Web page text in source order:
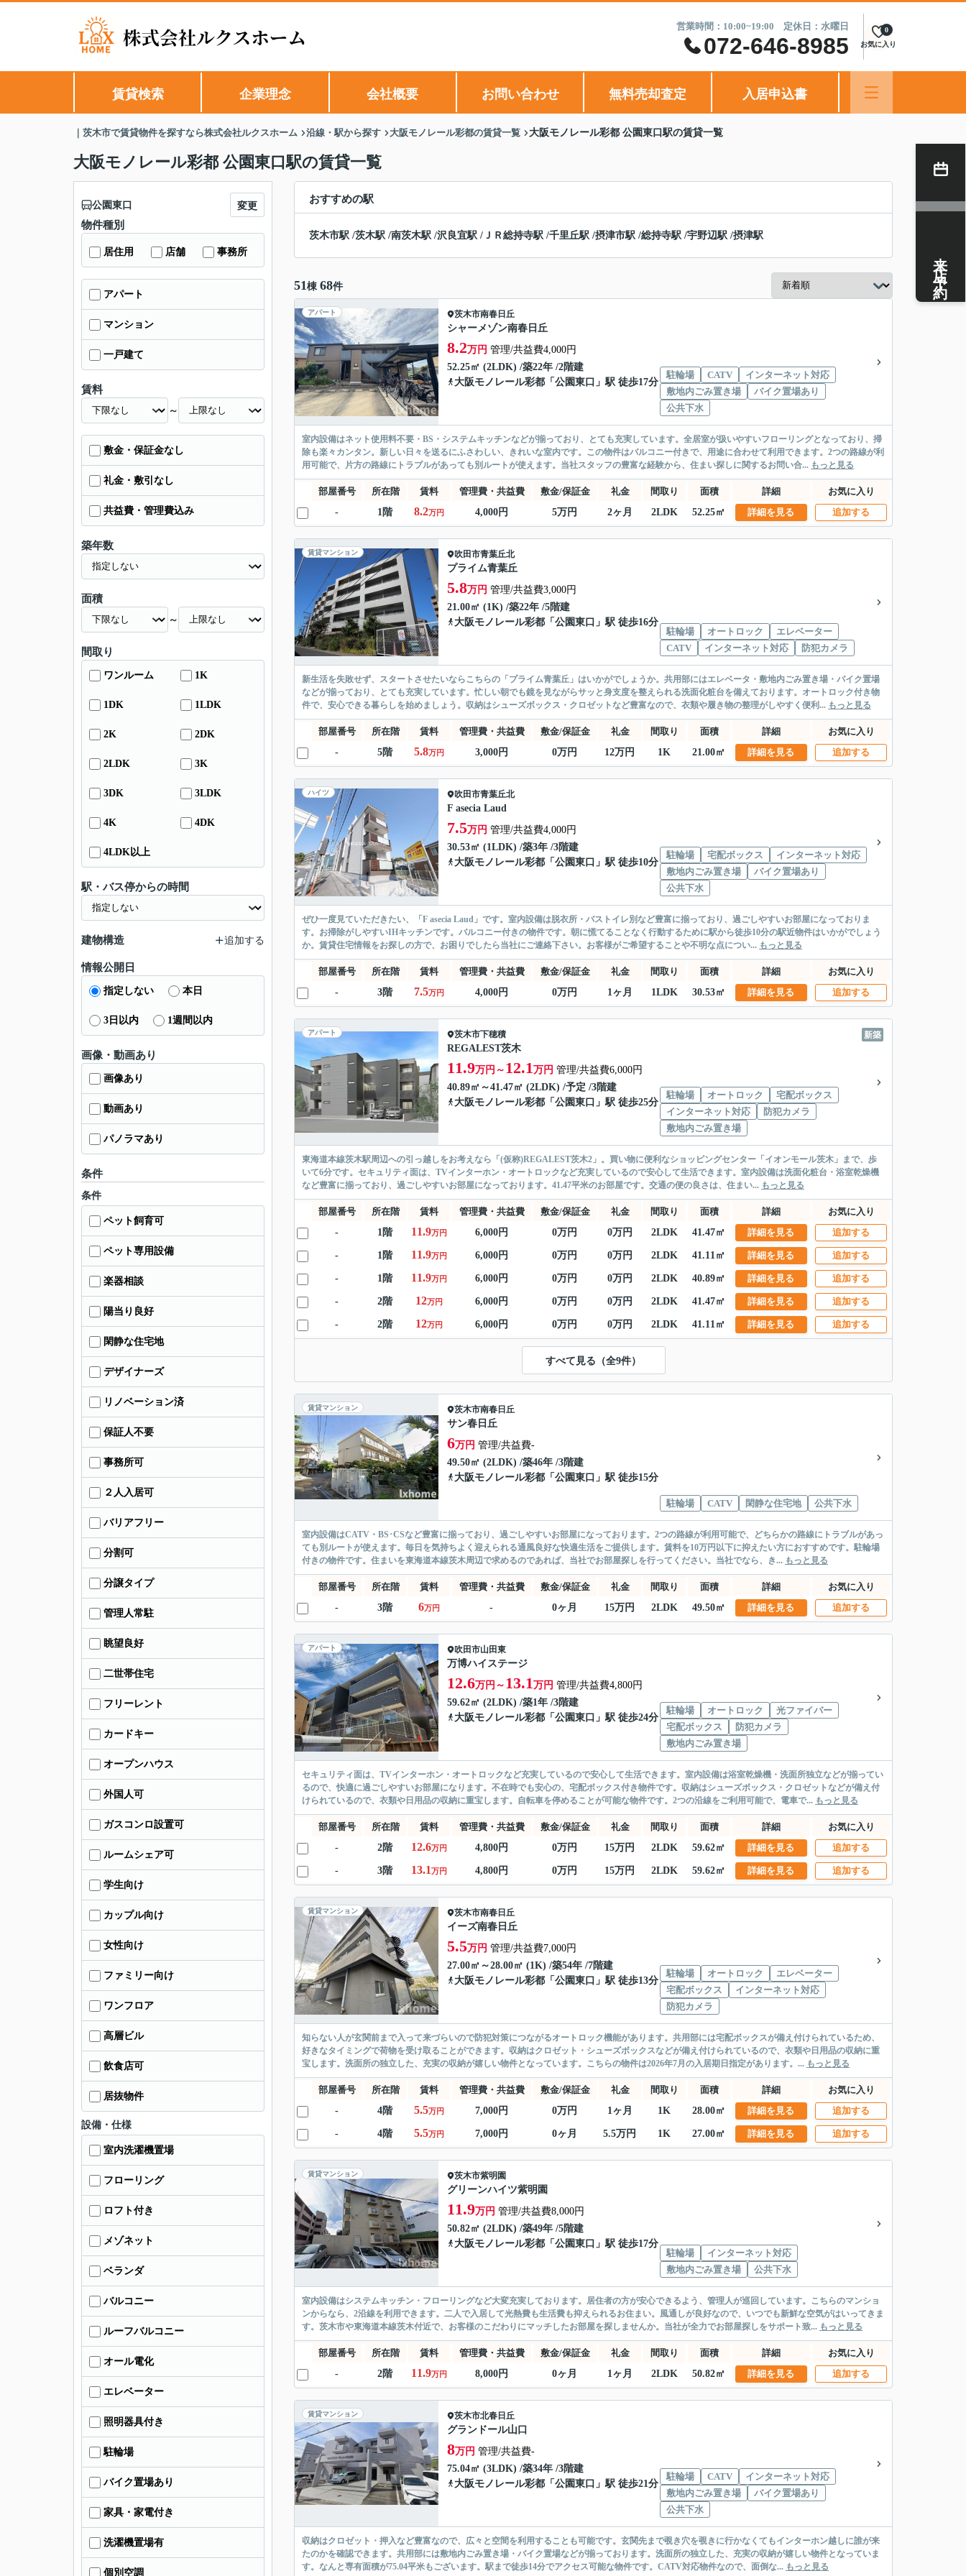
営業時間：10:00~19:00 定休日：水曜日
072-646-8985 お気に入り
0
賃貸検索 企業理念 会社概要 お問い合わせ 無料売却査定 入居申込書
｜茨木市で賃貸物件を探すなら株式会社ルクスホーム 沿線・駅から探す 大阪モノレール彩都の賃貸一覧 大阪モノレール彩都 公園東口駅の賃貸一覧
大阪モノレール彩都 公園東口駅の賃貸一覧
おすすめの駅
茨木市駅 /茨木駅 /南茨木駅 /沢良宜駅 / ＪＲ総持寺駅 /千里丘駅 /摂津市駅 /総持寺駅 /宇野辺駅 /摂津駅
51 棟 68件
アパート 茨木市南春日丘
シャーメゾン南春日丘
8.2万円 管理/共益費4,000円
52.25㎡ (2LDK) /築22年 /2階建
大阪モノレール彩都 「 公園東口 」駅 徒歩17分
駐輪場 CATV
インターネット対応
敷地内ごみ置き場
バイク置場あり
公共下水
室内設備はネット使用料不要・BS・システムキッチンなどが揃っており、とても充実しています。全居室が扱いやすいフローリングとなっており、掃
除も楽々カンタン。新しい日々を送るにふさわしい、きれいな室内です。この物件はバルコニー付きで、用途に合わせて利用できます。2つの路線が利
用可能で、片方の路線にトラブルがあっても別ルートが使えます。当社スタッフの豊富な経験から、住まい探しに関するお問い合... もっと見る
部屋番号 所在階 賃料 管理費・共益費 敷金/保証金 礼金 間取り 面積 詳細
お気に入り
-
1階 8.2万円 4,000円 5万円 2ヶ月 2LDK 52.25㎡ 詳細を見る 追加する
賃貸マンション 吹田市青葉丘北
プライム青葉丘
5.8万円 管理/共益費3,000円
21.00㎡ (1K) /築22年 /5階建
大阪モノレール彩都 「 公園東口 」駅 徒歩16分
駐輪場
オートロック
エレベーター
CATV
インターネット対応 防犯カメラ
新生活を失敗せず、スタートさせたいならこちらの「プライム青葉丘」はいかがでしょうか。共用部にはエレベータ・敷地内ごみ置き場・バイク置場
などが揃っており、とても充実しています。忙しい朝でも鏡を見ながらサッと身支度を整えられる洗面化粧台を備えております。オートロック付き物
件で、安心できる暮らしを始めましょう。収納はシューズボックス・クロゼットなど豊富なので、衣類や履き物の整理がしやすく便利... もっと見る
部屋番号 所在階 賃料 管理費・共益費 敷金/保証金 礼金 間取り 面積 詳細
お気に入り
-
5階 5.8万円 3,000円 0万円 12万円 1K 21.00㎡ 詳細を見る 追加する
ハイツ 吹田市青葉丘北
F asecia Laud
7.5万円 管理/共益費4,000円
30.53㎡ (1LDK) /築3年 /3階建
大阪モノレール彩都 「 公園東口 」駅 徒歩10分
駐輪場 宅配ボックス
インターネット対応
敷地内ごみ置き場
バイク置場あり
公共下水
ぜひ一度見ていただきたい、「F asecia Laud」です。室内設備は脱衣所・バストイレ別など豊富に揃っており、過ごしやすいお部屋になっておりま
す。お掃除がしやすいIHキッチンです。バルコニー付きの物件です。朝に慌てることなく行動するために駅から徒歩10分の駅近物件はいかがでしょう
か。賃貸住宅情報をお探しの方で、お困りでしたら当社にご連絡下さい。お客様がご希望することや不明な点につい... もっと見る
部屋番号 所在階 賃料 管理費・共益費 敷金/保証金 礼金 間取り 面積 詳細
お気に入り
-
3階 7.5万円 4,000円 0万円 1ヶ月 1LDK 30.53㎡ 詳細を見る 追加する
アパート 新築
茨木市下穂積
REGALEST茨木
11.9万円～ 12.1万円 管理/共益費6,000円
40.89㎡～41.47㎡ (2LDK) /予定 /3階建
大阪モノレール彩都 「 公園東口 」駅 徒歩25分
駐輪場 オートロック
宅配ボックス
インターネット対応
防犯カメラ
敷地内ごみ置き場
東海道本線茨木駅周辺への引っ越しをお考えなら「(仮称)REGALEST茨木2」。買い物に便利なショッピングセンター「イオンモール茨木」まで、歩
いて6分です。セキュリティ面は、TVインターホン・オートロックなど充実しているので安心して生活できます。室内設備は洗面化粧台・浴室乾燥機
など豊富に揃っており、過ごしやすいお部屋になっております。41.47平米のお部屋です。交通の便の良さは、住まい... もっと見る
部屋番号 所在階 賃料 管理費・共益費 敷金/保証金 礼金 間取り 面積 詳細
お気に入り
-
1階 11.9万円 6,000円 0万円 0万円 2LDK 41.47㎡ 詳細を見る 追加する
- 1階 11.9万円 6,000円 0万円 0万円 2LDK 41.11㎡ 詳細を見る 追加する
- 1階 11.9万円 6,000円 0万円 0万円 2LDK 40.89㎡ 詳細を見る 追加する
- 2階 12万円 6,000円 0万円 0万円 2LDK 41.47㎡ 詳細を見る 追加する
- 2階 12万円 6,000円 0万円 0万円 2LDK 41.11㎡ 詳細を見る 追加する
すべて見る（全9件）
賃貸マンション 茨木市南春日丘
サン春日丘
6万円 管理/共益費-
49.50㎡ (2LDK) /築46年 /3階建
大阪モノレール彩都 「 公園東口 」駅 徒歩15分
駐輪場 CATV 閑静な住宅地 公共下水
室内設備はCATV・BS･CSなど豊富に揃っており、過ごしやすいお部屋になっております。2つの路線が利用可能で、どちらかの路線にトラブルがあっ
ても別ルートが使えます。毎日を気持ちよく迎えられる通風良好な快適生活をご提供します。賃料を10万円以下に抑えたい方におすすめです。駐輪場
付きの物件です。住まいを東海道本線茨木周辺で求めるのであれば、当社でお部屋探しを行ってください。当社でなら、き... もっと見る
部屋番号 所在階 賃料 管理費・共益費 敷金/保証金 礼金 間取り 面積 詳細
お気に入り
-
3階 6万円 - 0ヶ月 15万円 2LDK 49.50㎡ 詳細を見る 追加する
アパート 吹田市山田東
万博ハイステージ
12.6万円～ 13.1万円 管理/共益費4,800円
59.62㎡ (2LDK) /築1年 /3階建
大阪モノレール彩都 「 公園東口 」駅 徒歩24分
駐輪場 オートロック
光ファイバー
宅配ボックス
防犯カメラ
敷地内ごみ置き場
セキュリティ面は、TVインターホン・オートロックなど充実しているので安心して生活できます。室内設備は浴室乾燥機・洗面所独立などが揃ってい
るので、快適に過ごしやすいお部屋になります。不在時でも安心の、宅配ボックス付き物件です。収納はシューズボックス・クロゼットなどが備え付
けられているので、衣類や日用品の収納に重宝します。自転車を停めることが可能な物件です。2つの沿線をご利用可能で、電車で... もっと見る
部屋番号 所在階 賃料 管理費・共益費 敷金/保証金 礼金 間取り 面積 詳細
お気に入り
-
2階 12.6万円 4,800円 0万円 15万円 2LDK 59.62㎡ 詳細を見る 追加する
- 3階 13.1万円 4,800円 0万円 15万円 2LDK 59.62㎡ 詳細を見る 追加する
賃貸マンション 茨木市南春日丘
イーズ南春日丘
5.5万円 管理/共益費7,000円
27.00㎡～28.00㎡ (1K) /築54年 /7階建
大阪モノレール彩都 「 公園東口 」駅 徒歩13分
駐輪場 オートロック
エレベーター
宅配ボックス
インターネット対応
防犯カメラ
知らない人が玄関前まで入って来づらいので防犯対策につながるオートロック機能があります。共用部には宅配ボックスが備え付けられているため、
好きなタイミングで荷物を受け取ることができます。収納はクロゼット・シューズボックスなどが備え付けられているので、衣類や日用品の収納に重
宝します。洗面所の独立した、充実の収納が嬉しい物件となっています。こちらの物件は2026年7月の入居期日指定があります。... もっと見る
部屋番号 所在階 賃料 管理費・共益費 敷金/保証金 礼金 間取り 面積 詳細
お気に入り
-
4階 5.5万円 7,000円 0万円 1ヶ月 1K 28.00㎡ 詳細を見る 追加する
- 4階 5.5万円 7,000円 0ヶ月 5.5万円 1K 27.00㎡ 詳細を見る 追加する
賃貸マンション 茨木市紫明園
グリーンハイツ紫明園
11.9万円 管理/共益費8,000円
50.82㎡ (2LDK) /築49年 /5階建
大阪モノレール彩都 「 公園東口 」駅 徒歩17分
駐輪場
インターネット対応
敷地内ごみ置き場
公共下水
室内設備はシステムキッチン・フローリングなど大変充実しております。居住者の方が安心できるよう、管理人が巡回しています。こちらのマンショ
ンからなら、2沿線を利用できます。二人で入居して光熱費も生活費も抑えられるお住まい。風通しが良好なので、いつでも新鮮な空気がはいってきま
す。茨木市や東海道本線茨木付近で、お客様のこだわりにマッチしたお部屋を探しませんか。当社が全力でお部屋探しをサポート致... もっと見る
部屋番号 所在階 賃料 管理費・共益費 敷金/保証金 礼金 間取り 面積 詳細
お気に入り
-
2階 11.9万円 8,000円 0ヶ月 1ヶ月 2LDK 50.82㎡ 詳細を見る 追加する
賃貸マンション 茨木市北春日丘
グランドール山口
8万円 管理/共益費-
75.04㎡ (3LDK) /築34年 /3階建
大阪モノレール彩都 「 公園東口 」駅 徒歩21分
駐輪場 CATV
インターネット対応
敷地内ごみ置き場
バイク置場あり
公共下水
収納はクロゼット・押入など豊富なので、広々と空間を利用することも可能です。玄関先まで覗き穴を覗きに行かなくてもインターホン越しに誰が来
たのかを確認できます。共用部には敷地内ごみ置き場・バイク置場などが揃っております。洗面所の独立した、充実の収納が嬉しい物件となっていま
す。なんと専有面積が75.04平米もございます。駅まで徒歩14分でアクセス可能な物件です。CATV対応物件なので、面倒な... もっと見る
公園東口 変更
物件種別
居住用 店舗 事務所
アパート
マンション
一戸建て
賃料
～
敷金・保証金なし
礼金・敷引なし
共益費・管理費込み
築年数
面積
～
間取り
ワンルーム 1K
1DK 1LDK
2K 2DK
2LDK 3K
3DK 3LDK
4K 4DK
4LDK以上
駅・バス停からの時間
建物構造 追加する
情報公開日
指定しない 本日
3日以内 1週間以内
画像・動画あり
画像あり
動画あり
パノラマあり
条件
条件
ペット飼育可
ペット専用設備
楽器相談
陽当り良好
閑静な住宅地
デザイナーズ
リノベーション済
保証人不要
事務所可
２人入居可
バリアフリー
分割可
分譲タイプ
管理人常駐
眺望良好
二世帯住宅
フリーレント
カードキー
オープンハウス
外国人可
ガスコンロ設置可
ルームシェア可
学生向け
カップル向け
女性向け
ファミリー向け
ワンフロア
高層ビル
飲食店可
居抜物件
設備・仕様
室内洗濯機置場
フローリング
ロフト付き
メゾネット
ベランダ
バルコニー
ルーフバルコニー
オール電化
エレベーター
照明器具付き
駐輪場
バイク置場あり
家具・家電付き
洗濯機置場有
個別空調
来店予約